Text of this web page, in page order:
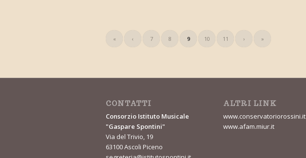
« ‹ 7 8 9 10 11 › »
CONTATTI
Consorzio Istituto Musicale
"Gaspare Spontini"
Via del Trivio, 19
63100 Ascoli Piceno
ALTRI LINK
www.conservatoriorossini.it
www.afam.miur.it